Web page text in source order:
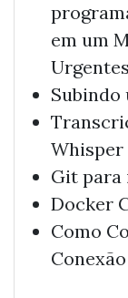
em um
Urgentes
Subindo
Whisper
Git para
Docker
Como